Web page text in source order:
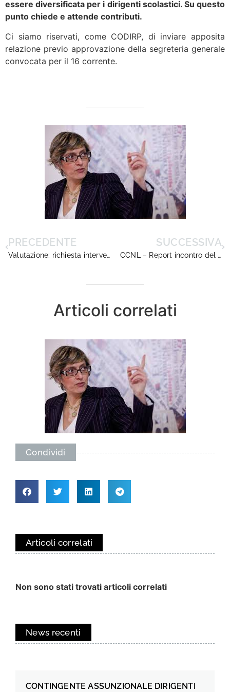
essere diversificata per i dirigenti scolastici. Su questo
punto chiede e attende contributi.
Ci siamo riservati, come CODIRP, di inviare apposita
relazione previo approvazione della segreteria generale
convocata per il 16 corrente.
PRECEDENTE
Valutazione: richiesta intervento sottosegretario Giuliano
SUCCESSIVA
CCNL – Report incontro del 15 Nov. 2018
Articoli correlati
Condividi
Articoli correlati
Non sono stati trovati articoli correlati
News recenti
CONTINGENTE ASSUNZIONALE DIRIGENTI